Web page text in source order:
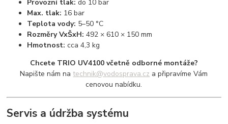
Provozní tlak: do 10 bar
Max. tlak: 16 bar
Teplota vody: 5–50 °C
Rozměry VxŠxH: 492 × 610 × 150 mm
Hmotnost: cca 4,3 kg
Chcete TRIO UV4100 včetně odborné montáže?
Napište nám natechnik@vodosprava.cz a připravíme Vám
cenovou nabídku.
Servis a údržba systému